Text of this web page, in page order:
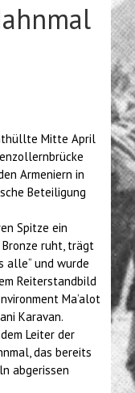
Mitte April
Armeniern in
Beteiligung
Spitze ein
ruht, trägt
alle“ und wurde
Reiterstandbild
Ma’alot
Karavan.
Leiter der
das bereits
abgerissen